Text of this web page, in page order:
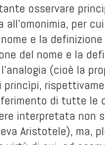
osservare
per
e la
del nome e la
(cioè la
di tutte le
interpretata non
Aristotele), ma,